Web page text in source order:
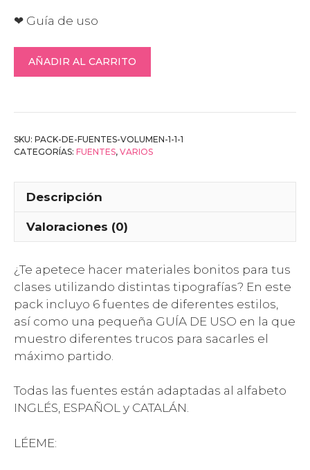
❤ Guía de uso
Pack
5
cantidad
AÑADIR AL CARRITO
SKU: PACK-DE-FUENTES-VOLUMEN-1-1-1
CATEGORÍAS: FUENTES, VARIOS
Descripción
Valoraciones (0)
¿Te apetece hacer materiales bonitos para tus
clases utilizando distintas tipografías? En este
pack incluyo 6 fuentes de diferentes estilos,
así como una pequeña GUÍA DE USO en la que
muestro diferentes trucos para sacarles el
máximo partido.
Todas las fuentes están adaptadas al alfabeto
INGLÉS, ESPAÑOL y CATALÁN.
LÉEME: